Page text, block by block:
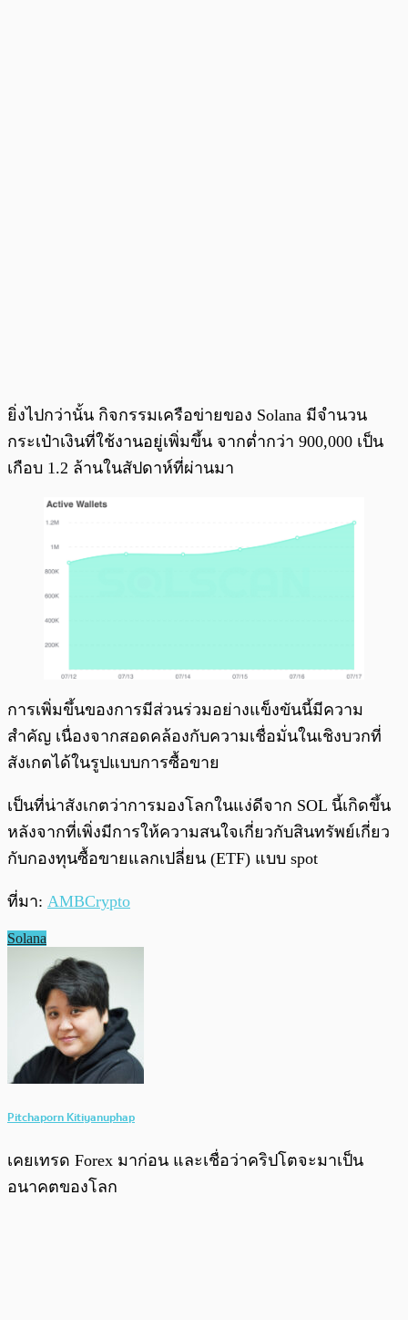
ยิ่งไปกว่านั้น กิจกรรมเครือข่ายของ Solana มีจำนวน
กระเป๋าเงินที่ใช้งานอยู่เพิ่มขึ้น จากต่ำกว่า 900,000 เป็น
เกือบ 1.2 ล้านในสัปดาห์ที่ผ่านมา
การเพิ่มขึ้นของการมีส่วนร่วมอย่างแข็งขันนี้มีความ
สำคัญ เนื่องจากสอดคล้องกับความเชื่อมั่นในเชิงบวกที่
สังเกตได้ในรูปแบบการซื้อขาย
เป็นที่น่าสังเกตว่าการมองโลกในแง่ดีจาก SOL นี้เกิดขึ้น
หลังจากที่เพิ่งมีการให้ความสนใจเกี่ยวกับสินทรัพย์เกี่ยว
กับกองทุนซื้อขายแลกเปลี่ยน (ETF) แบบ spot
ที่มา: AMBCrypto
Solana
Pitchaporn Kitiyanuphap
เคยเทรด Forex มาก่อน และเชื่อว่าคริปโตจะมาเป็น
อนาคตของโลก